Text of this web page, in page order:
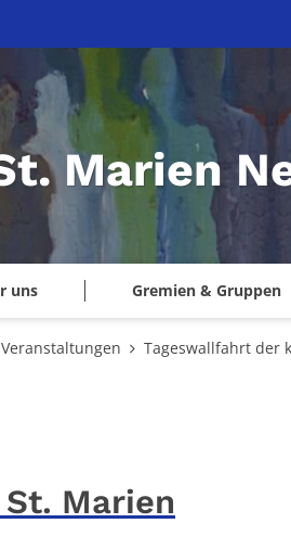
Marien
uns Gremien & Gruppen
Veranstaltungen Tageswallfahrt der
Marien